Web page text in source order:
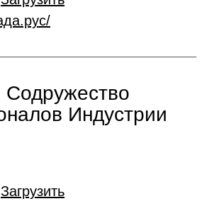
Содружество
Индустрии
Загрузить